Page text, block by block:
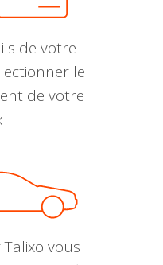
de votre
le
de votre
vous